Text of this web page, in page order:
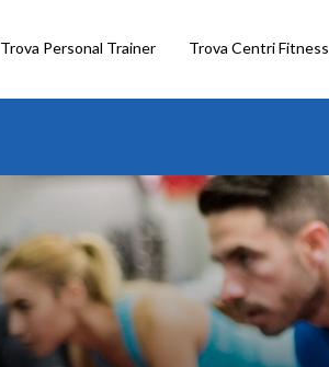
Trova Personal Trainer Trova Centri Fitness